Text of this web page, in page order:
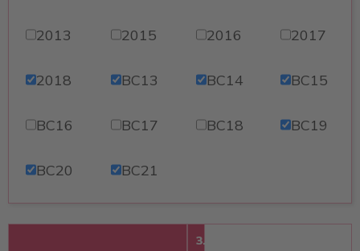
2013 2015 2016 2017
2018 BC13 BC14 BC15
BC16 BC17 BC18 BC19
BC20 BC21
3.7